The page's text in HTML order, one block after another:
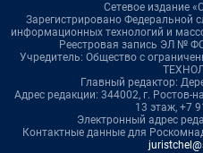
Сетевое издание
Зарегистрировано Федеральной
информационных технологий и
Реестровая запись ЭЛ №
Учредитель: Общество с
Главный редактор:
Адрес редакции: 344002, г. Ростов-
13 этаж, +7
Электронный адрес
Контактные данные для